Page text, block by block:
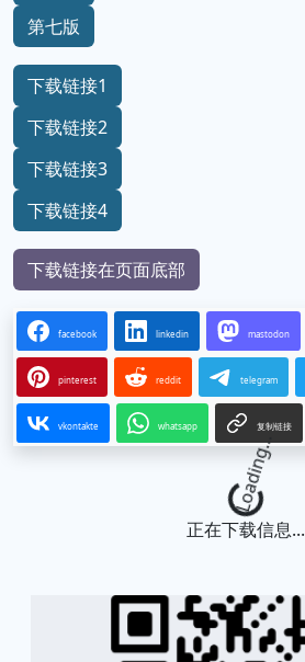
第七版
下载链接1
下载链接2
下载链接3
下载链接4
下载链接在页面底部
facebook linkedin mastodon
pinterest reddit telegram
vkontakte whatsapp 复制链接
Loading...
正在下载信息...